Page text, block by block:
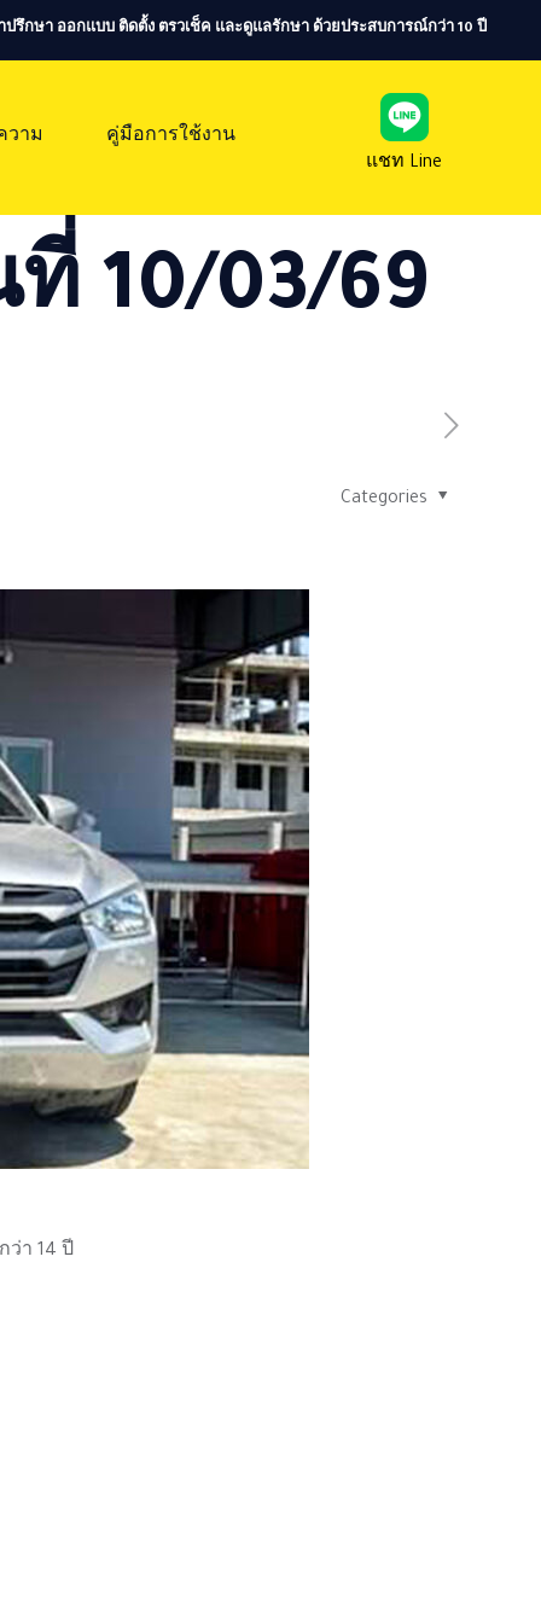
ปรึกษา ออกแบบ ติดตั้ง ตรวเช็ค และดูแลรักษา ด้วยประสบการณ์กว่า 10 ปี
วาม
คู่มือการใช้งาน
แชท Line
10/03/69
Categories
า 14 ปี